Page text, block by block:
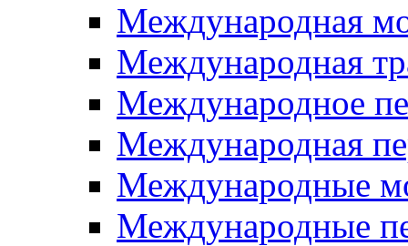
Международная
Международная
Международное
Международная
Международные
Международные